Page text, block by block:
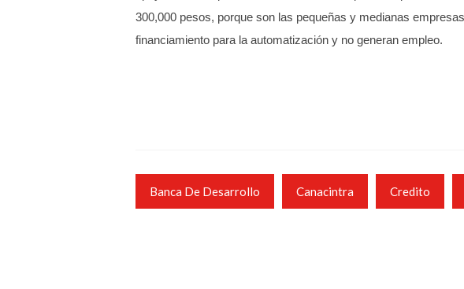
300,000 pesos, porque son las pequeñas y medianas
financiamiento para la automatización y no generan empleo.
Banca De Desarrollo Canacintra Credito